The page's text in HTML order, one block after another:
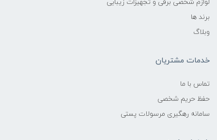
لوازم شخصی برقی و تجهیزات زیبایی
برند ها
وبلاگ
خدمات مشتریان
تماس با ما
حفظ حریم شخصی
سامانه رهگیری مرسولات پستی